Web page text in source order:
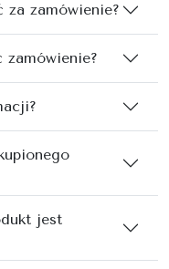
za zamówienie?
jest